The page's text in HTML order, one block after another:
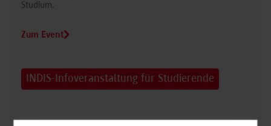
Studium.
Zum Event
INDIS-Infoveranstaltung für Studierende